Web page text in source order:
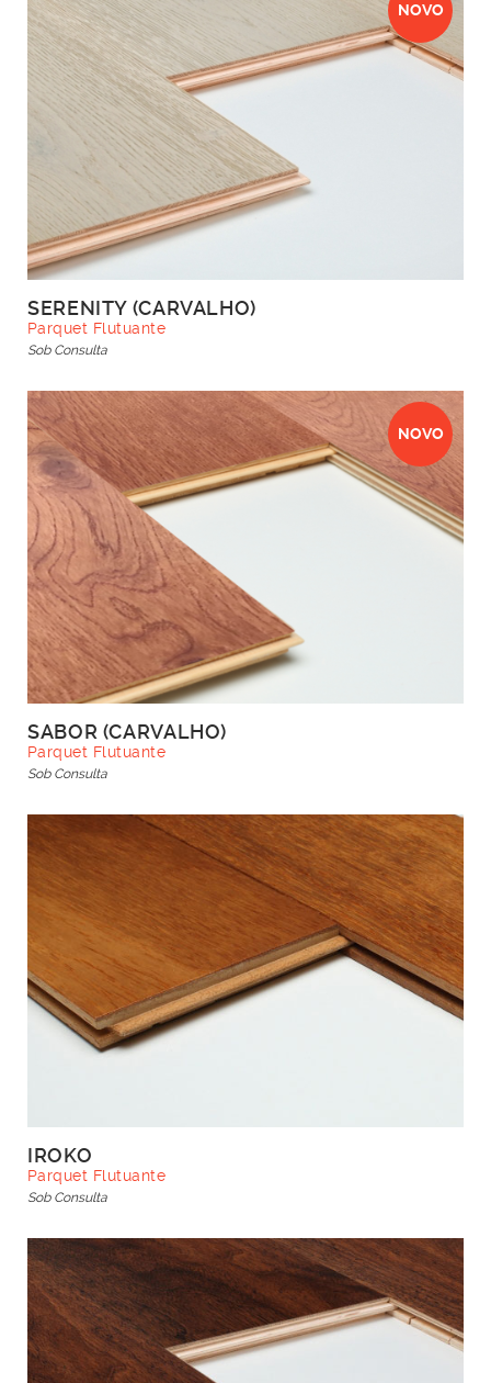
NOVO
SERENITY (CARVALHO)
Parquet Flutuante
Sob Consulta
NOVO
SABOR (CARVALHO)
Parquet Flutuante
Sob Consulta
IROKO
Parquet Flutuante
Sob Consulta